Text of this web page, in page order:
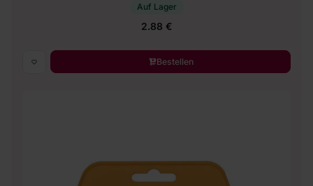
Auf Lager
2.88 €
Bestellen